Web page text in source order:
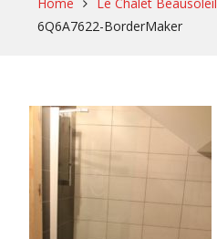
6Q6A7622-BorderMaker